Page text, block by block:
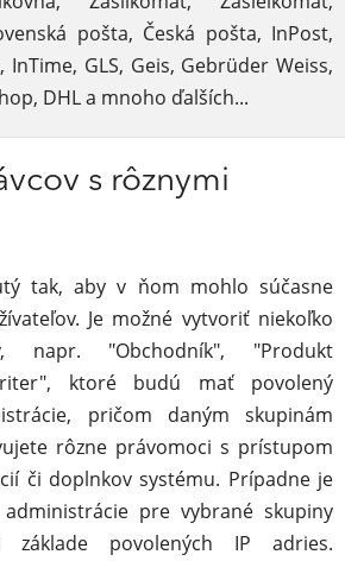
pošta, Česká pošta, InPost,
InTime, GLS, Geis, Gebrüder Weiss,
DHL a mnoho ďalších...
s rôznymi
tak, aby v ňom mohlo súčasne
Je možné vytvoriť niekoľko
napr. "Obchodník", "Produkt
ktoré budú mať povolený
pričom daným skupinám
rôzne právomoci s prístupom
či doplnkov systému. Prípadne je
pre vybrané skupiny
povolených IP adries.